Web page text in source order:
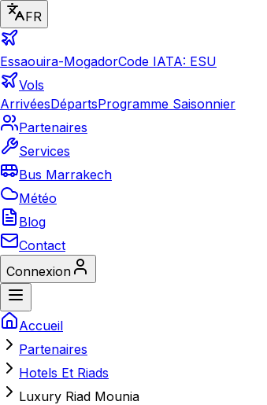
FR
Essaouira-MogadorCode IATA: ESU
Vols
ArrivéesDépartsProgramme Saisonnier
Partenaires
Services
Bus Marrakech
Météo
Blog
Contact
Connexion
Accueil
Partenaires
Hotels Et Riads
Luxury Riad Mounia